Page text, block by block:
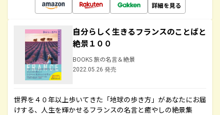
詳細を見る
自分らしく生きるフランスのことばと
絶景１００
BOOKS 旅の名言＆絶景
2022.05.26 発売
世界を４０年以上歩いてきた「地球の歩き方」があなたにお届
けする、人生を輝かせるフランスの名言と癒やしの絶景集